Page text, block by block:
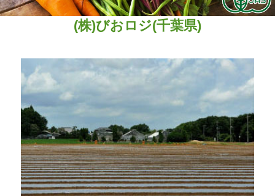
(株)びおロジ(千葉県)